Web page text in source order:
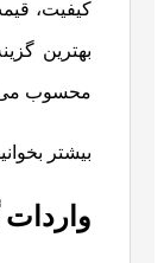
کیفیت،
بهترین
محسوب
بیشتر
واردات